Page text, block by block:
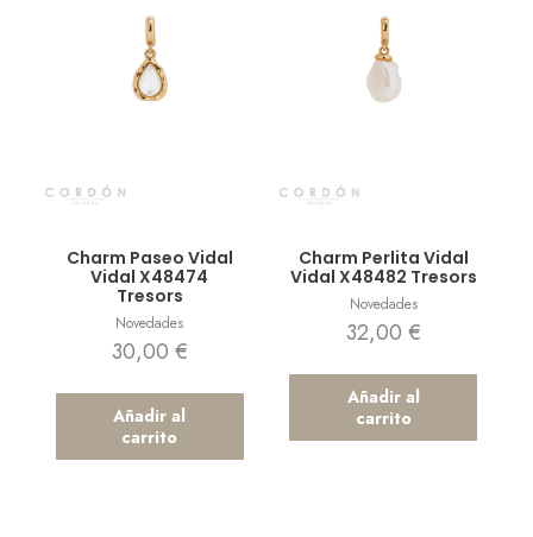
Charm Paseo Vidal
Vidal X48474
Tresors
Novedades
30,00 €
Añadir al
carrito
Charm Perlita Vidal
Vidal X48482 Tresors
Novedades
32,00 €
Añadir al
carrito